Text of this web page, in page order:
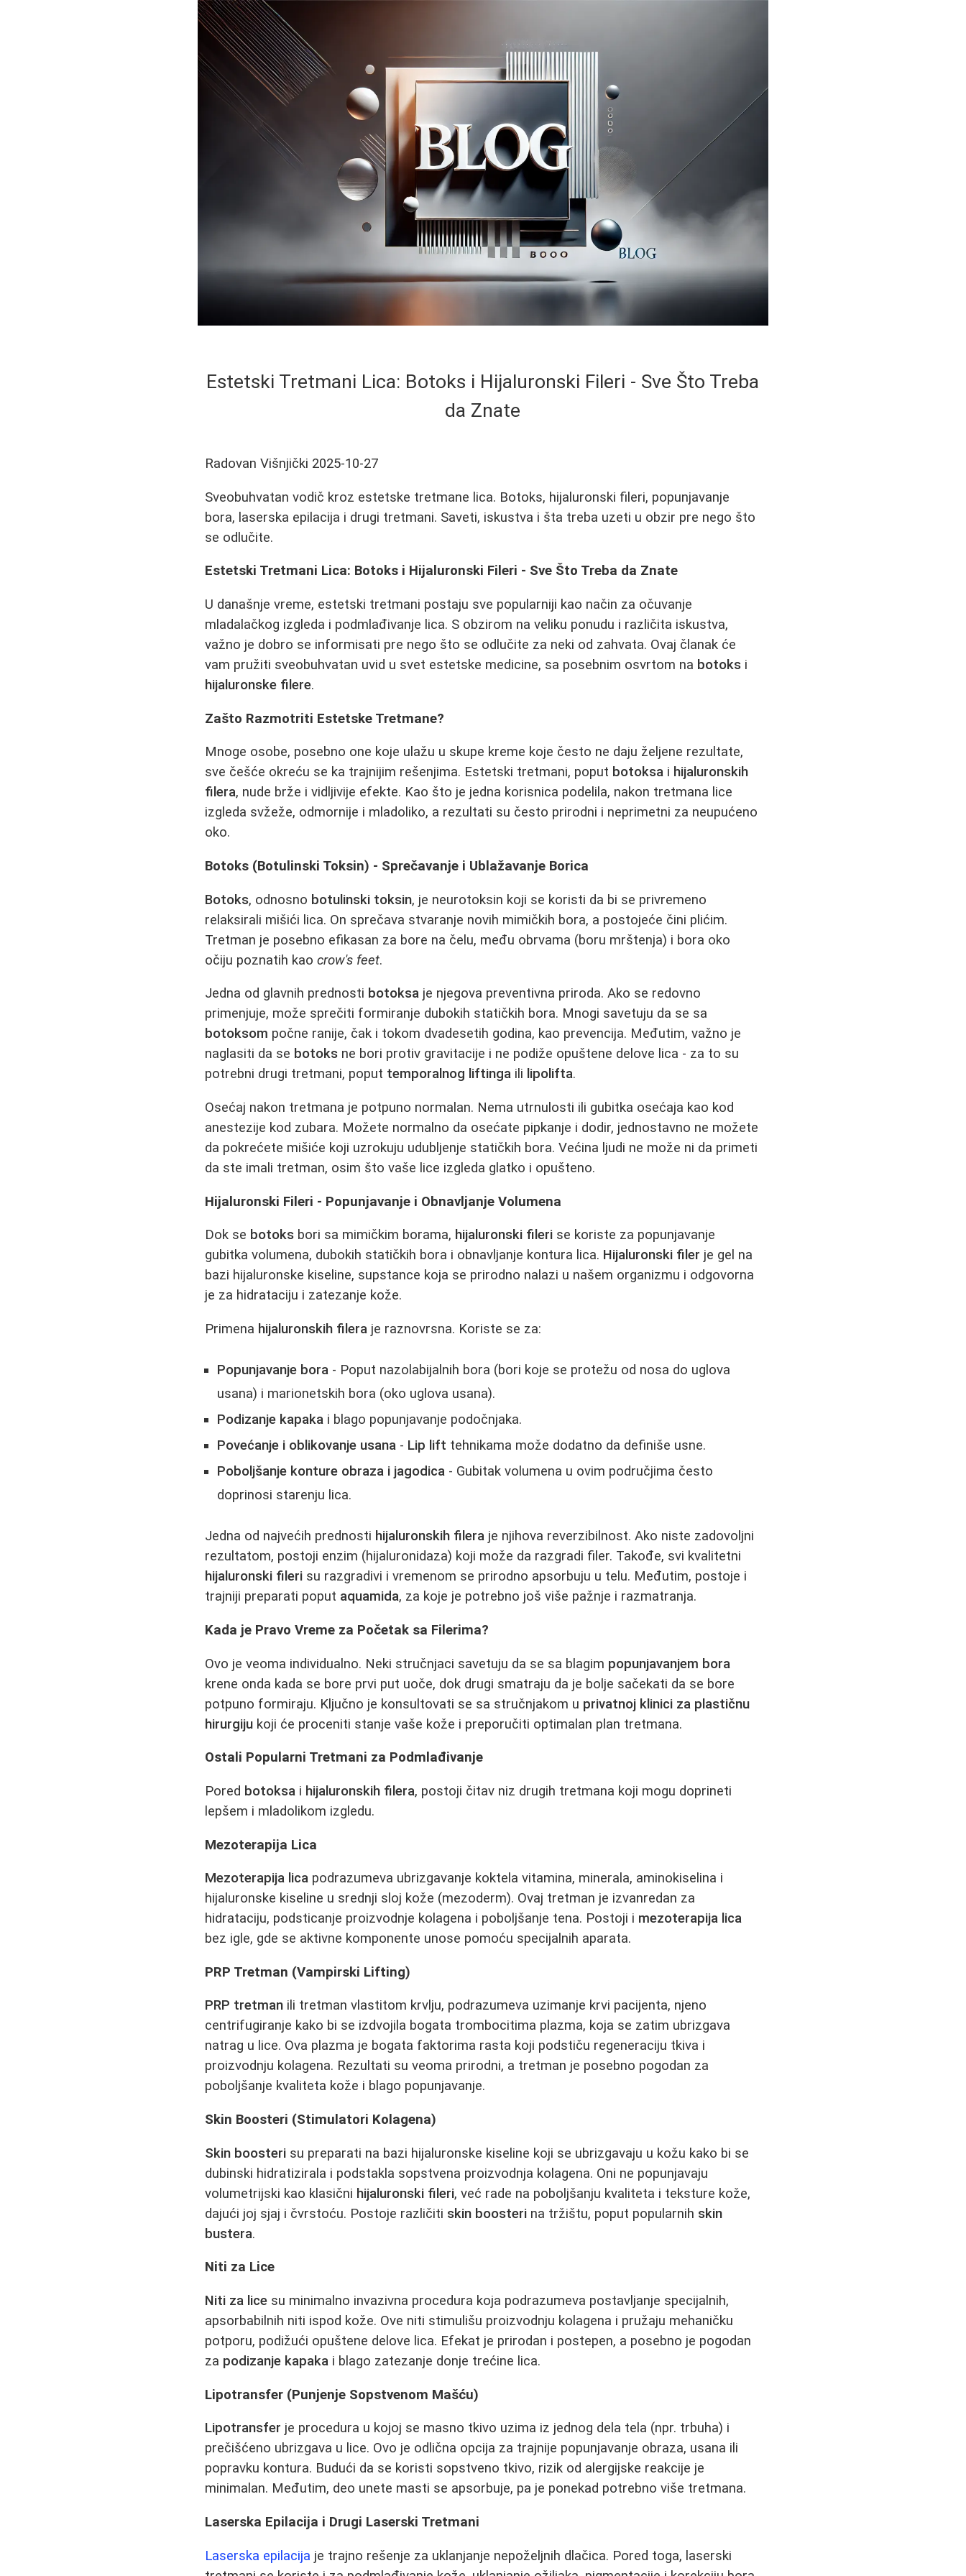
Estetski Tretmani Lica: Botoks i Hijaluronski Fileri - Sve Što Treba
da Znate
Radovan Višnjički 2025-10-27
Sveobuhvatan vodič kroz estetske tretmane lica. Botoks, hijaluronski fileri, popunjavanje
bora, laserska epilacija i drugi tretmani. Saveti, iskustva i šta treba uzeti u obzir pre nego što
se odlučite.
Estetski Tretmani Lica: Botoks i Hijaluronski Fileri - Sve Što Treba da Znate
U današnje vreme, estetski tretmani postaju sve popularniji kao način za očuvanje
mladalačkog izgleda i podmlađivanje lica. S obzirom na veliku ponudu i različita iskustva,
važno je dobro se informisati pre nego što se odlučite za neki od zahvata. Ovaj članak će
vam pružiti sveobuhvatan uvid u svet estetske medicine, sa posebnim osvrtom na botoks i
hijaluronske filere.
Zašto Razmotriti Estetske Tretmane?
Mnoge osobe, posebno one koje ulažu u skupe kreme koje često ne daju željene rezultate,
sve češće okreću se ka trajnijim rešenjima. Estetski tretmani, poput botoksa i hijaluronskih
filera, nude brže i vidljivije efekte. Kao što je jedna korisnica podelila, nakon tretmana lice
izgleda svžeže, odmornije i mladoliko, a rezultati su često prirodni i neprimetni za neupućeno
oko.
Botoks (Botulinski Toksin) - Sprečavanje i Ublažavanje Borica
Botoks, odnosno botulinski toksin, je neurotoksin koji se koristi da bi se privremeno
relaksirali mišići lica. On sprečava stvaranje novih mimičkih bora, a postojeće čini plićim.
Tretman je posebno efikasan za bore na čelu, među obrvama (boru mrštenja) i bora oko
očiju poznatih kaocrow's feet.
Jedna od glavnih prednosti botoksa je njegova preventivna priroda. Ako se redovno
primenjuje, može sprečiti formiranje dubokih statičkih bora. Mnogi savetuju da se sa
botoksom počne ranije, čak i tokom dvadesetih godina, kao prevencija. Međutim, važno je
naglasiti da se botoks ne bori protiv gravitacije i ne podiže opuštene delove lica - za to su
potrebni drugi tretmani, poput temporalnog liftinga ili lipolifta.
Osećaj nakon tretmana je potpuno normalan. Nema utrnulosti ili gubitka osećaja kao kod
anestezije kod zubara. Možete normalno da osećate pipkanje i dodir, jednostavno ne možete
da pokrećete mišiće koji uzrokuju udubljenje statičkih bora. Većina ljudi ne može ni da primeti
da ste imali tretman, osim što vaše lice izgleda glatko i opušteno.
Hijaluronski Fileri - Popunjavanje i Obnavljanje Volumena
Dok se botoks bori sa mimičkim borama, hijaluronski fileri se koriste za popunjavanje
gubitka volumena, dubokih statičkih bora i obnavljanje kontura lica. Hijaluronski filer je gel na
bazi hijaluronske kiseline, supstance koja se prirodno nalazi u našem organizmu i odgovorna
je za hidrataciju i zatezanje kože.
Primena hijaluronskih filera je raznovrsna. Koriste se za:
Popunjavanje bora - Poput nazolabijalnih bora (bori koje se protežu od nosa do uglova
usana) i marionetskih bora (oko uglova usana).
Podizanje kapaka i blago popunjavanje podočnjaka.
Povećanje i oblikovanje usana - Lip lift tehnikama može dodatno da definiše usne.
Poboljšanje konture obraza i jagodica - Gubitak volumena u ovim područjima često
doprinosi starenju lica.
Jedna od najvećih prednosti hijaluronskih filera je njihova reverzibilnost. Ako niste zadovoljni
rezultatom, postoji enzim (hijaluronidaza) koji može da razgradi filer. Takođe, svi kvalitetni
hijaluronski fileri su razgradivi i vremenom se prirodno apsorbuju u telu. Međutim, postoje i
trajniji preparati poput aquamida, za koje je potrebno još više pažnje i razmatranja.
Kada je Pravo Vreme za Početak sa Filerima?
Ovo je veoma individualno. Neki stručnjaci savetuju da se sa blagim popunjavanjem bora
krene onda kada se bore prvi put uoče, dok drugi smatraju da je bolje sačekati da se bore
potpuno formiraju. Ključno je konsultovati se sa stručnjakom u privatnoj klinici za plastičnu
hirurgiju koji će proceniti stanje vaše kože i preporučiti optimalan plan tretmana.
Ostali Popularni Tretmani za Podmlađivanje
Pored botoksa i hijaluronskih filera, postoji čitav niz drugih tretmana koji mogu doprineti
lepšem i mladolikom izgledu.
Mezoterapija Lica
Mezoterapija lica podrazumeva ubrizgavanje koktela vitamina, minerala, aminokiselina i
hijaluronske kiseline u srednji sloj kože (mezoderm). Ovaj tretman je izvanredan za
hidrataciju, podsticanje proizvodnje kolagena i poboljšanje tena. Postoji i mezoterapija lica
bez igle, gde se aktivne komponente unose pomoću specijalnih aparata.
PRP Tretman (Vampirski Lifting)
PRP tretman ili tretman vlastitom krvlju, podrazumeva uzimanje krvi pacijenta, njeno
centrifugiranje kako bi se izdvojila bogata trombocitima plazma, koja se zatim ubrizgava
natrag u lice. Ova plazma je bogata faktorima rasta koji podstiču regeneraciju tkiva i
proizvodnju kolagena. Rezultati su veoma prirodni, a tretman je posebno pogodan za
poboljšanje kvaliteta kože i blago popunjavanje.
Skin Boosteri (Stimulatori Kolagena)
Skin boosteri su preparati na bazi hijaluronske kiseline koji se ubrizgavaju u kožu kako bi se
dubinski hidratizirala i podstakla sopstvena proizvodnja kolagena. Oni ne popunjavaju
volumetrijski kao klasični hijaluronski fileri, već rade na poboljšanju kvaliteta i teksture kože,
dajući joj sjaj i čvrstoću. Postoje različiti skin boosteri na tržištu, poput popularnih skin
bustera.
Niti za Lice
Niti za lice su minimalno invazivna procedura koja podrazumeva postavljanje specijalnih,
apsorbabilnih niti ispod kože. Ove niti stimulišu proizvodnju kolagena i pružaju mehaničku
potporu, podižući opuštene delove lica. Efekat je prirodan i postepen, a posebno je pogodan
za podizanje kapaka i blago zatezanje donje trećine lica.
Lipotransfer (Punjenje Sopstvenom Mašću)
Lipotransfer je procedura u kojoj se masno tkivo uzima iz jednog dela tela (npr. trbuha) i
prečišćeno ubrizgava u lice. Ovo je odlična opcija za trajnije popunjavanje obraza, usana ili
popravku kontura. Budući da se koristi sopstveno tkivo, rizik od alergijske reakcije je
minimalan. Međutim, deo unete masti se apsorbuje, pa je ponekad potrebno više tretmana.
Laserska Epilacija i Drugi Laserski Tretmani
Laserska epilacija je trajno rešenje za uklanjanje nepoželjnih dlačica. Pored toga, laserski